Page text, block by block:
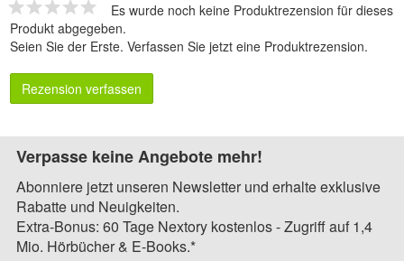
Es wurde noch keine Produktrezension für dieses
Produkt abgegeben.
Seien Sie der Erste. Verfassen Sie jetzt eine Produktrezension.
Rezension verfassen
Verpasse keine Angebote mehr!
Abonniere jetzt unseren Newsletter und erhalte exklusive
Rabatte und Neuigkeiten.
Extra-Bonus: 60 Tage Nextory kostenlos - Zugriff auf 1,4
Mio. Hörbücher & E-Books.*